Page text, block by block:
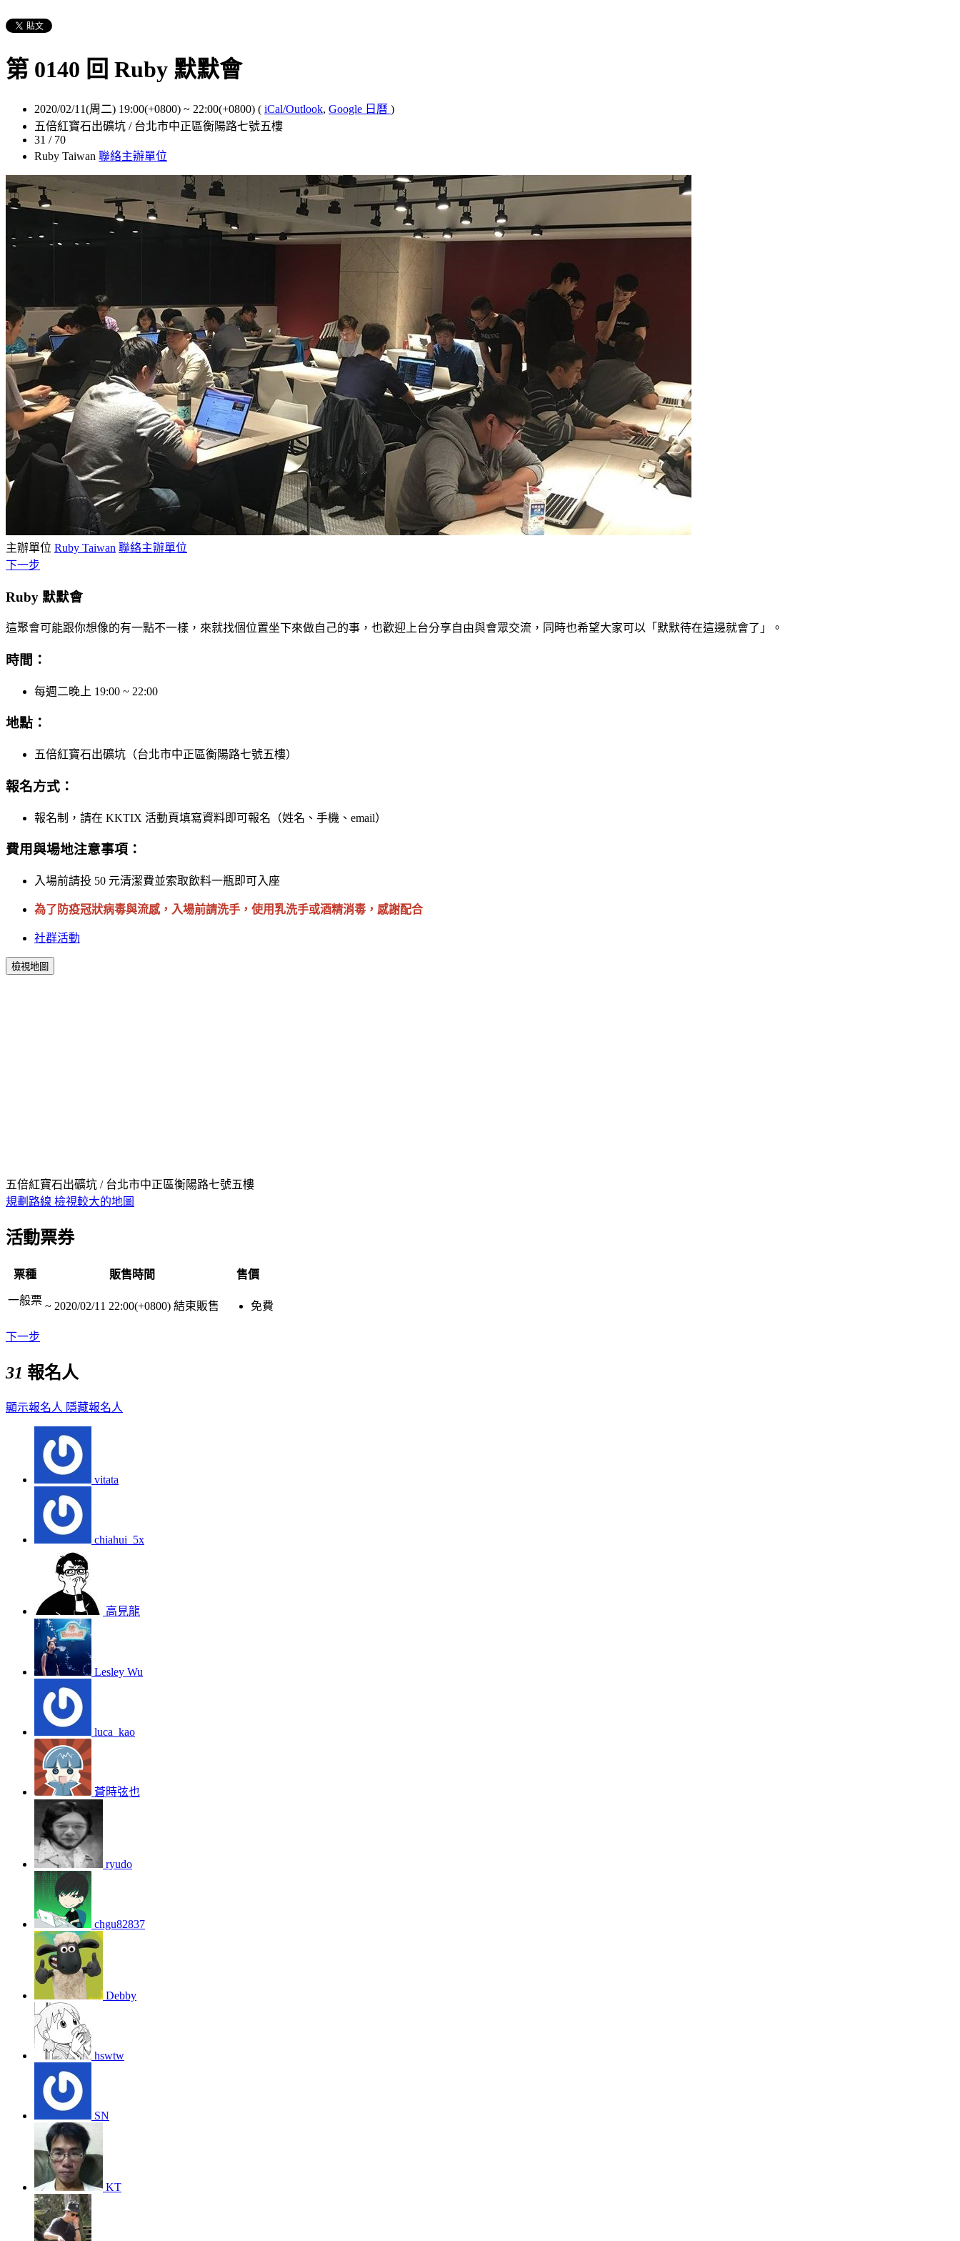
第 0140 回 Ruby 默默會
2020/02/11(周二) 19:00(+0800) ~ 22:00(+0800) ( iCal/Outlook, Google 日曆 )
五倍紅寶石出礦坑 / 台北市中正區衡陽路七號五樓
31 / 70
Ruby Taiwan 聯絡主辦單位
主辦單位 Ruby Taiwan 聯絡主辦單位
下一步
Ruby 默默會
這聚會可能跟你想像的有一點不一樣，來就找個位置坐下來做自己的事，也歡迎上台分享自由與會眾交流，同時也希望大家可以「默默待在這邊就會了」。
時間：
每週二晚上 19:00 ~ 22:00
地點：
五倍紅寶石出礦坑（台北市中正區衡陽路七號五樓）
報名方式：
報名制，請在 KKTIX 活動頁填寫資料即可報名（姓名、手機、email）
費用與場地注意事項：
入場前請投 50 元清潔費並索取飲料一瓶即可入座
為了防疫冠狀病毒與流感，入場前請洗手，使用乳洗手或酒精消毒，感謝配合
社群活動
檢視地圖
五倍紅寶石出礦坑 / 台北市中正區衡陽路七號五樓
規劃路線 檢視較大的地圖
活動票券
票種 販售時間 售價
一般票 ~ 2020/02/11 22:00(+0800) 結束販售 免費
下一步
31 報名人
顯示報名人 隱藏報名人
vitata
chiahui_5x
高見龍
Lesley Wu
luca_kao
蒼時弦也
ryudo
chgu82837
Debby
hswtw
SN
KT